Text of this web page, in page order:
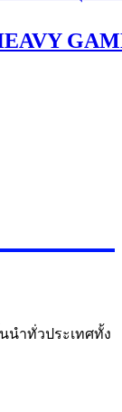
นำทั่วประเทศทั้ง